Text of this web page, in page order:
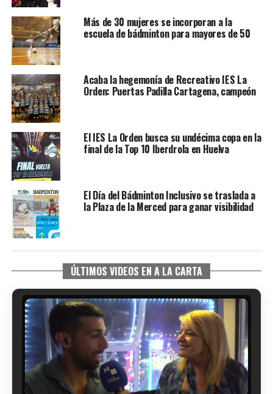
Más de 30 mujeres se incorporan a la
escuela de bádminton para mayores de 50
Acaba la hegemonía de Recreativo IES La
Orden: Puertas Padilla Cartagena, campeón
El IES La Orden busca su undécima copa en la
final de la Top 10 Iberdrola en Huelva
El Día del Bádminton Inclusivo se traslada a
la Plaza de la Merced para ganar visibilidad
ÚLTIMOS VIDEOS EN A LA CARTA